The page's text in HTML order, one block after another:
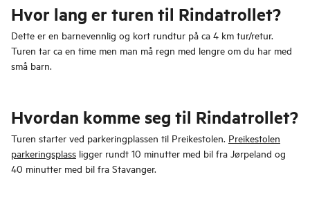
Hvor lang er turen til Rindatrollet?
Dette er en barnevennlig og kort rundtur på ca 4 km tur/retur.
Turen tar ca en time men man må regn med lengre om du har med
små barn.
Hvordan komme seg til Rindatrollet?
Turen starter ved parkeringplassen til Preikestolen. Preikestolen
parkeringsplass ligger rundt 10 minutter med bil fra Jørpeland og
40 minutter med bil fra Stavanger.